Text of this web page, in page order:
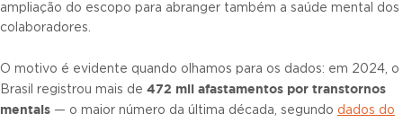
ampliação do escopo para abranger também a saúde mental dos
colaboradores.
O motivo é evidente quando olhamos para os dados: em 2024, o
Brasil registrou mais de 472 mil afastamentos por transtornos
mentais — o maior número da última década, segundo dados do